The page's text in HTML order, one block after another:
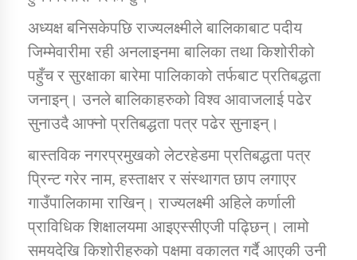
तातोपानी गाउँपालिका जुम्लाको सूचना
तातोपानी गाउँपालिका जुम्लाको सूचना
अध्यक्ष बनिसकेपछि राज्यलक्ष्मीले बालिकाबाट पदीय
जिम्मेवारीमा रही अनलाइनमा बालिका तथा किशोरीको
पहुँच र सुरक्षाका बारेमा पालिकाको तर्फबाट प्रतिबद्धता
जनाइन्। उनले बालिकाहरुको विश्व आवाजलाई पढेर
सुनाउदै आफ्नो प्रतिबद्धता पत्र पढेर सुनाइन्।
बास्तविक नगरप्रमुखको लेटरहेडमा प्रतिबद्धता पत्र
प्रिन्ट गरेर नाम, हस्ताक्षर र संस्थागत छाप लगाएर
गाउँपालिकामा राखिन्। राज्यलक्ष्मी अहिले कर्णाली
प्राविधिक शिक्षालयमा आइएस्सीएजी पढ्छिन्। लामो
समयदेखि किशोरीहरुको पक्षमा वकालत गर्दै आएकी उनी